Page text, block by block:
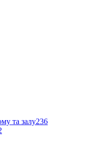
та залу236